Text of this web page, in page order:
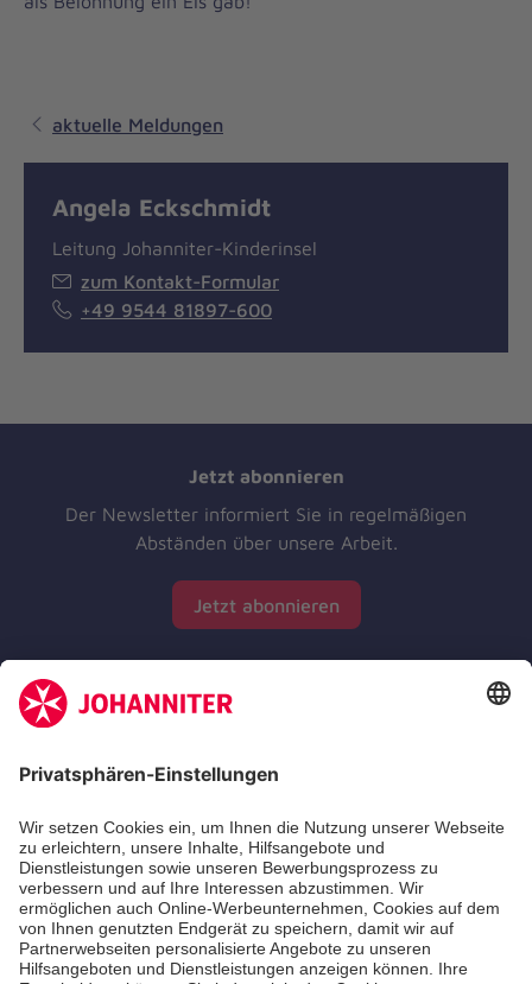
aktuelle Meldungen
Angela Eckschmidt
Leitung Johanniter-Kinderinsel
zum Kontakt-Formular
+49 9544 81897-600
Jetzt abonnieren
Der Newsletter informiert Sie in regelmäßigen
Abständen über unsere Arbeit.
Jetzt abonnieren
Zertifizierung der Johanniter-Unfall-Hilfe e.V.
Die Johanniter GmbH führt das Spendenzertifikat
des Deutschen Spendenrats e.V.